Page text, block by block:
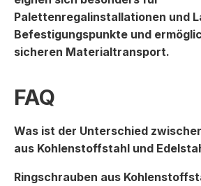
Palettenregalinstallationen und
Befestigungspunkte und
sicheren Materialtransport.
FAQ
Was ist der Unterschied
aus Kohlenstoffstahl und
Ringschrauben aus